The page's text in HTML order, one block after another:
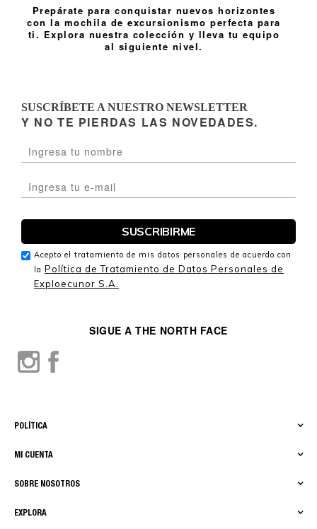
Prepárate para conquistar nuevos horizontes
con la mochila de excursionismo perfecta para
ti. Explora nuestra colección y lleva tu equipo
al siguiente nivel.
EXPLORA
SOBRE NOSOTROS
MI CUENTA
POLÍTICA
SIGUE A THE NORTH FACE
SUSCRÍBETE A NUESTRO NEWSLETTER
Y NO TE PIERDAS LAS NOVEDADES.
Acepto el tratamiento de mis datos personales de acuerdo con
la Política de Tratamiento de Datos Personales de
Exploecunor S.A.